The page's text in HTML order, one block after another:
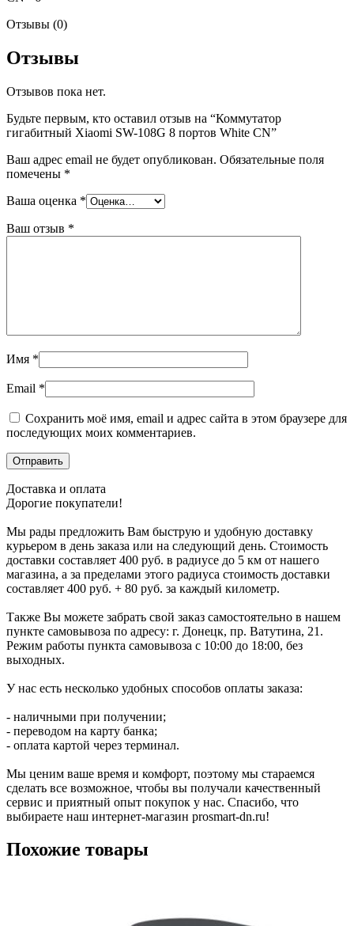
Отзывы (0)
Отзывы
Отзывов пока нет.
Будьте первым, кто оставил отзыв на “Коммутатор
гигабитный Xiaomi SW-108G 8 портов White CN”
Ваш адрес email не будет опубликован. Обязательные поля
помечены *
Ваша оценка *
Ваш отзыв *
Имя *
Email *
Сохранить моё имя, email и адрес сайта в этом браузере для
последующих моих комментариев.
Доставка и оплата
Дорогие покупатели!
Мы рады предложить Вам быструю и удобную доставку
курьером в день заказа или на следующий день. Стоимость
доставки составляет 400 руб. в радиусе до 5 км от нашего
магазина, а за пределами этого радиуса стоимость доставки
составляет 400 руб. + 80 руб. за каждый километр.
Также Вы можете забрать свой заказ самостоятельно в нашем
пункте самовывоза по адресу: г. Донецк, пр. Ватутина, 21.
Режим работы пункта самовывоза с 10:00 до 18:00, без
выходных.
У нас есть несколько удобных способов оплаты заказа:
- наличными при получении;
- переводом на карту банка;
- оплата картой через терминал.
Мы ценим ваше время и комфорт, поэтому мы стараемся
сделать все возможное, чтобы вы получали качественный
сервис и приятный опыт покупок у нас. Спасибо, что
выбираете наш интернет-магазин prosmart-dn.ru!
Похожие товары